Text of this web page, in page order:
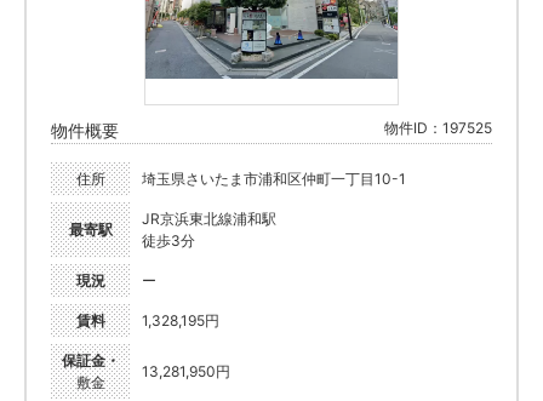
物件概要 物件ID：197525
住所 埼玉県さいたま市浦和区仲町一丁目10-1
最寄駅
JR京浜東北線浦和駅
徒歩3分
現況 ー
賃料 1,328,195円
保証金・
敷金
13,281,950円